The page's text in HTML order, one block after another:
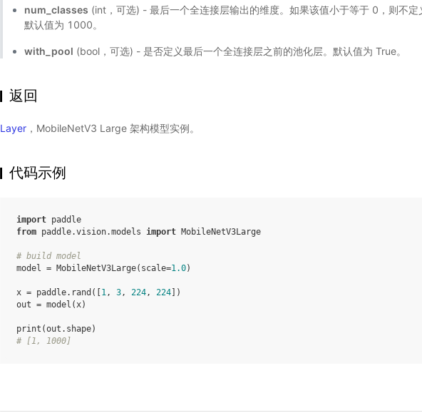
num_classes (int，可选) - 最后一个全连接层输出的维度。如果该值小于等于 0，则不定
默认值为 1000。
with_pool (bool，可选) - 是否定义最后一个全连接层之前的池化层。默认值为 True。
返回
Layer ，MobileNetV3 Large 架构模型实例。
代码示例
import paddle
from paddle.vision.models import MobileNetV3Large
# build model
model = MobileNetV3Large( scale=1.0)
x = paddle. rand ([ 1, 3, 224, 224 ])
out = model (x)
print (out . shape)
# [1, 1000]